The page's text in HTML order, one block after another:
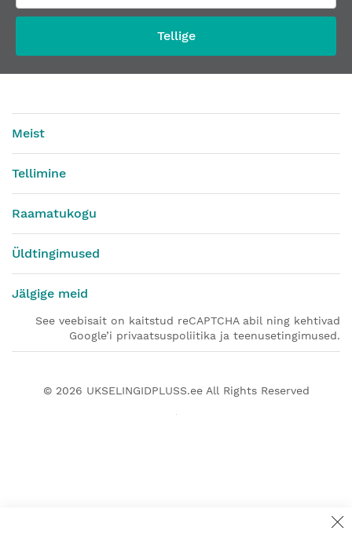
Tellige
Meist
Tellimine
Raamatukogu
Üldtingimused
Jälgige meid
See veebisait on kaitstud reCAPTCHA abil ning kehtivad
Google’i privaatsuspoliitika ja teenusetingimused.
© 2026 UKSELINGIDPLUSS.eeAll Rights Reserved